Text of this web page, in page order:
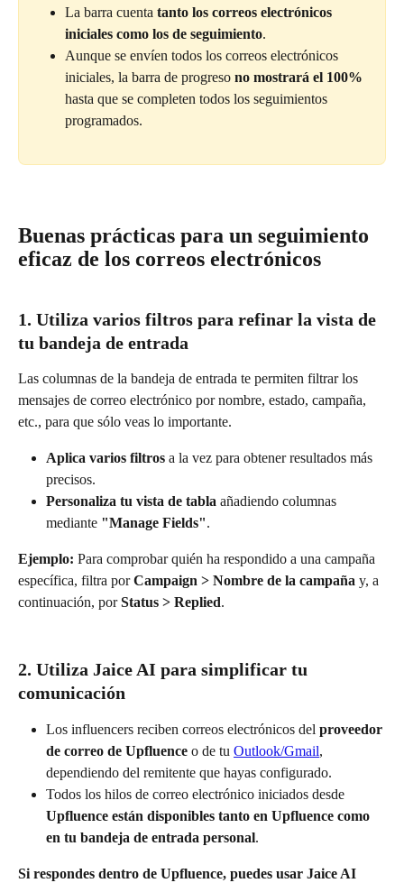
La barra cuenta tanto los correos electrónicos
iniciales como los de seguimiento.
Aunque se envíen todos los correos electrónicos
iniciales, la barra de progreso no mostrará el 100%
hasta que se completen todos los seguimientos
programados.
Buenas prácticas para un seguimiento
eficaz de los correos electrónicos
1. Utiliza varios filtros para refinar la vista de
tu bandeja de entrada
Las columnas de la bandeja de entrada te permiten filtrar los
mensajes de correo electrónico por nombre, estado, campaña,
etc., para que sólo veas lo importante.
Aplica varios filtros a la vez para obtener resultados más
precisos.
Personaliza tu vista de tabla añadiendo columnas
mediante "Manage Fields".
Ejemplo: Para comprobar quién ha respondido a una campaña
específica, filtra por Campaign > Nombre de la campaña y, a
continuación, por Status > Replied.
2. Utiliza Jaice AI para simplificar tu
comunicación
Los influencers reciben correos electrónicos del proveedor
de correo de Upfluence o de tu Outlook/Gmail,
dependiendo del remitente que hayas configurado.
Todos los hilos de correo electrónico iniciados desde
Upfluence están disponibles tanto en Upfluence como
en tu bandeja de entrada personal.
Si respondes dentro de Upfluence, puedes usar Jaice AI